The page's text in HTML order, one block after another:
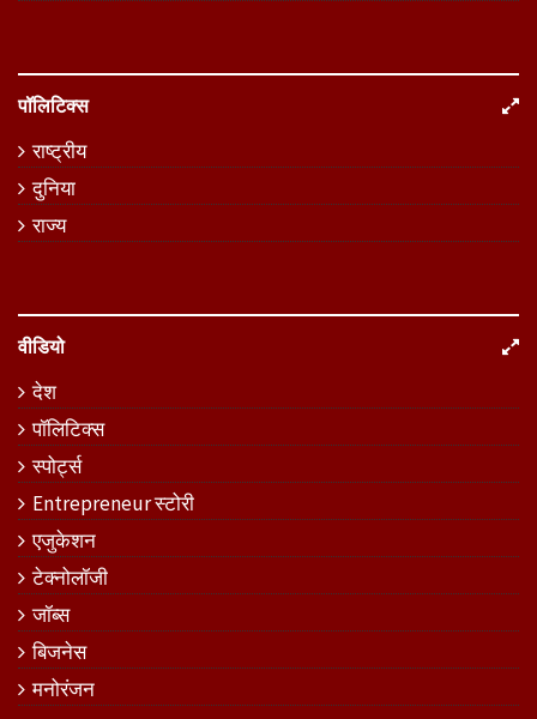
पॉलिटिक्स
राष्ट्रीय
दुनिया
राज्य
वीडियो
देश
पॉलिटिक्स
स्पोर्ट्स
Entrepreneur स्टोरी
एजुकेशन
टेक्नोलॉजी
जॉब्स
बिजनेस
मनोरंजन